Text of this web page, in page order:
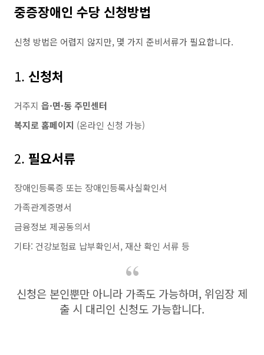
중증장애인 수당 신청방법
신청 방법은 어렵지 않지만, 몇 가지 준비서류가 필요합니다.
1. 신청처
거주지 읍·면·동 주민센터
복지로 홈페이지 (온라인 신청 가능)
2. 필요서류
장애인등록증 또는 장애인등록사실확인서
가족관계증명서
금융정보 제공동의서
기타: 건강보험료 납부확인서, 재산 확인 서류 등
신청은 본인뿐만 아니라 가족도 가능하며, 위임장 제
출 시 대리인 신청도 가능합니다.